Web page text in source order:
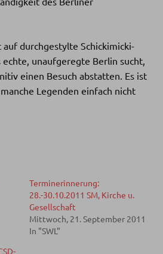
auf durchgestylte Schickimicki-
echte, unaufgeregte Berlin sucht,
einen Besuch abstatten. Es ist
Legenden einfach nicht
Terminerinnerung:
28.-30.10.2011 SM, Kirche u.
Gesellschaft
Mittwoch, 21. September 2011
In "SWL"